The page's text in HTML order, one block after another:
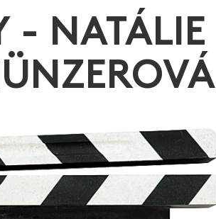
- NATÁLIE